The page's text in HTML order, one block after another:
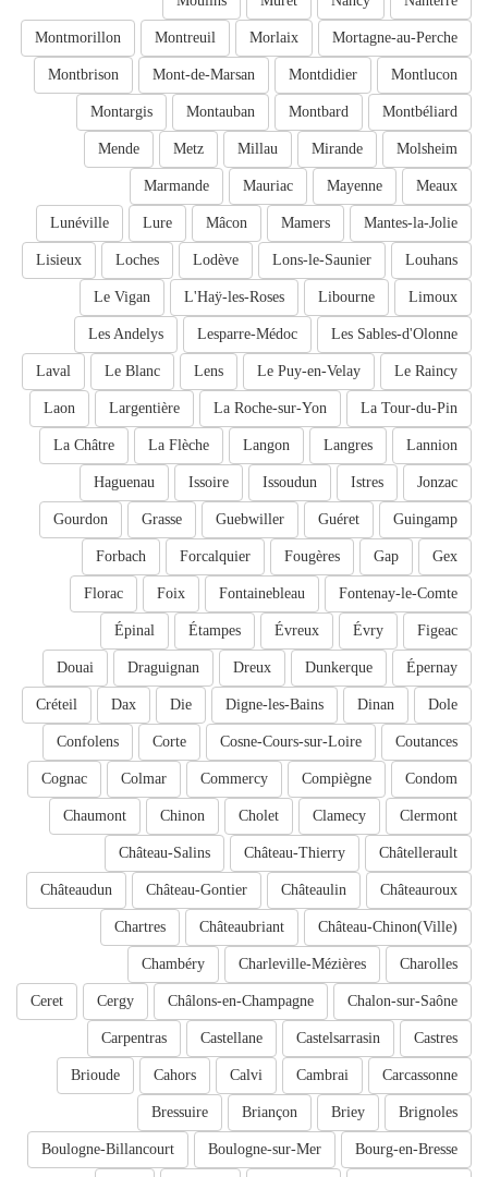
Mortagne-au-Perche
Morlaix
Montreuil
Montmorillon
Montlucon
Montdidier
Mont-de-Marsan
Montbrison
Montbéliard
Montbard
Montauban
Montargis
Molsheim
Mirande
Millau
Metz
Mende
Meaux
Mayenne
Mauriac
Marmande
Mantes-la-Jolie
Mamers
Mâcon
Lure
Lunéville
Louhans
Lons-le-Saunier
Lodève
Loches
Lisieux
Limoux
Libourne
L'Haÿ-les-Roses
Le Vigan
Les Sables-d'Olonne
Lesparre-Médoc
Les Andelys
Le Raincy
Le Puy-en-Velay
Lens
Le Blanc
Laval
La Tour-du-Pin
La Roche-sur-Yon
Largentière
Laon
Lannion
Langres
Langon
La Flèche
La Châtre
Jonzac
Istres
Issoudun
Issoire
Haguenau
Guingamp
Guéret
Guebwiller
Grasse
Gourdon
Gex
Gap
Fougères
Forcalquier
Forbach
Fontenay-le-Comte
Fontainebleau
Foix
Florac
Figeac
Évry
Évreux
Étampes
Épinal
Épernay
Dunkerque
Dreux
Draguignan
Douai
Dole
Dinan
Digne-les-Bains
Die
Dax
Créteil
Coutances
Cosne-Cours-sur-Loire
Corte
Confolens
Condom
Compiègne
Commercy
Colmar
Cognac
Clermont
Clamecy
Cholet
Chinon
Chaumont
Châtellerault
Château-Thierry
Château-Salins
Châteauroux
Châteaulin
Château-Gontier
Châteaudun
Château-Chinon(Ville)
Châteaubriant
Chartres
Charolles
Charleville-Mézières
Chambéry
Chalon-sur-Saône
Châlons-en-Champagne
Cergy
Ceret
Castres
Castelsarrasin
Castellane
Carpentras
Carcassonne
Cambrai
Calvi
Cahors
Brioude
Brignoles
Briey
Briançon
Bressuire
Bourg-en-Bresse
Boulogne-sur-Mer
Boulogne-Billancourt